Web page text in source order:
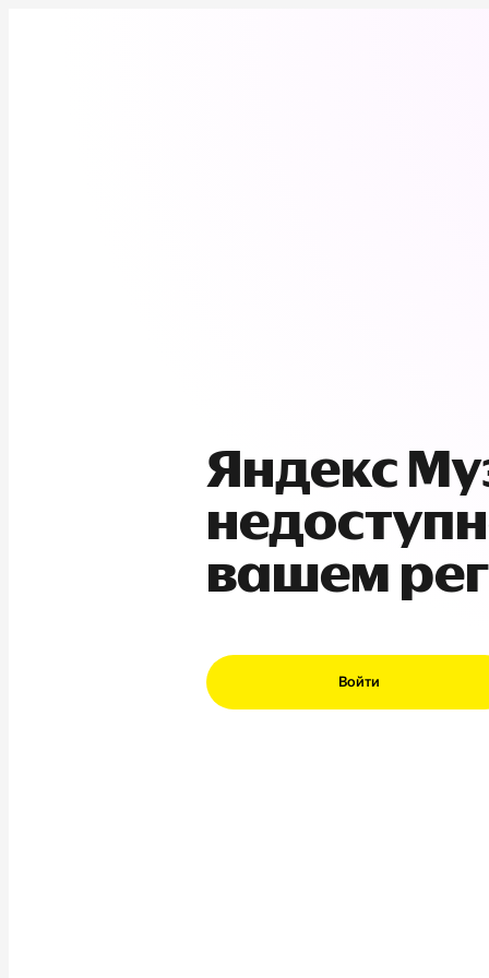
Яндекс
вашем
Войти